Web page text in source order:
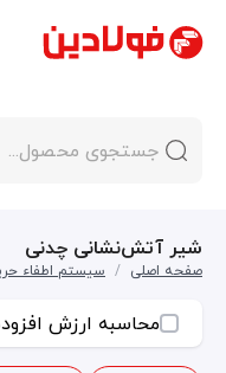
شیر آتش‌نشانی چدنی
صفحه اصلی / سیستم اطفاء
محاسبه ارزش